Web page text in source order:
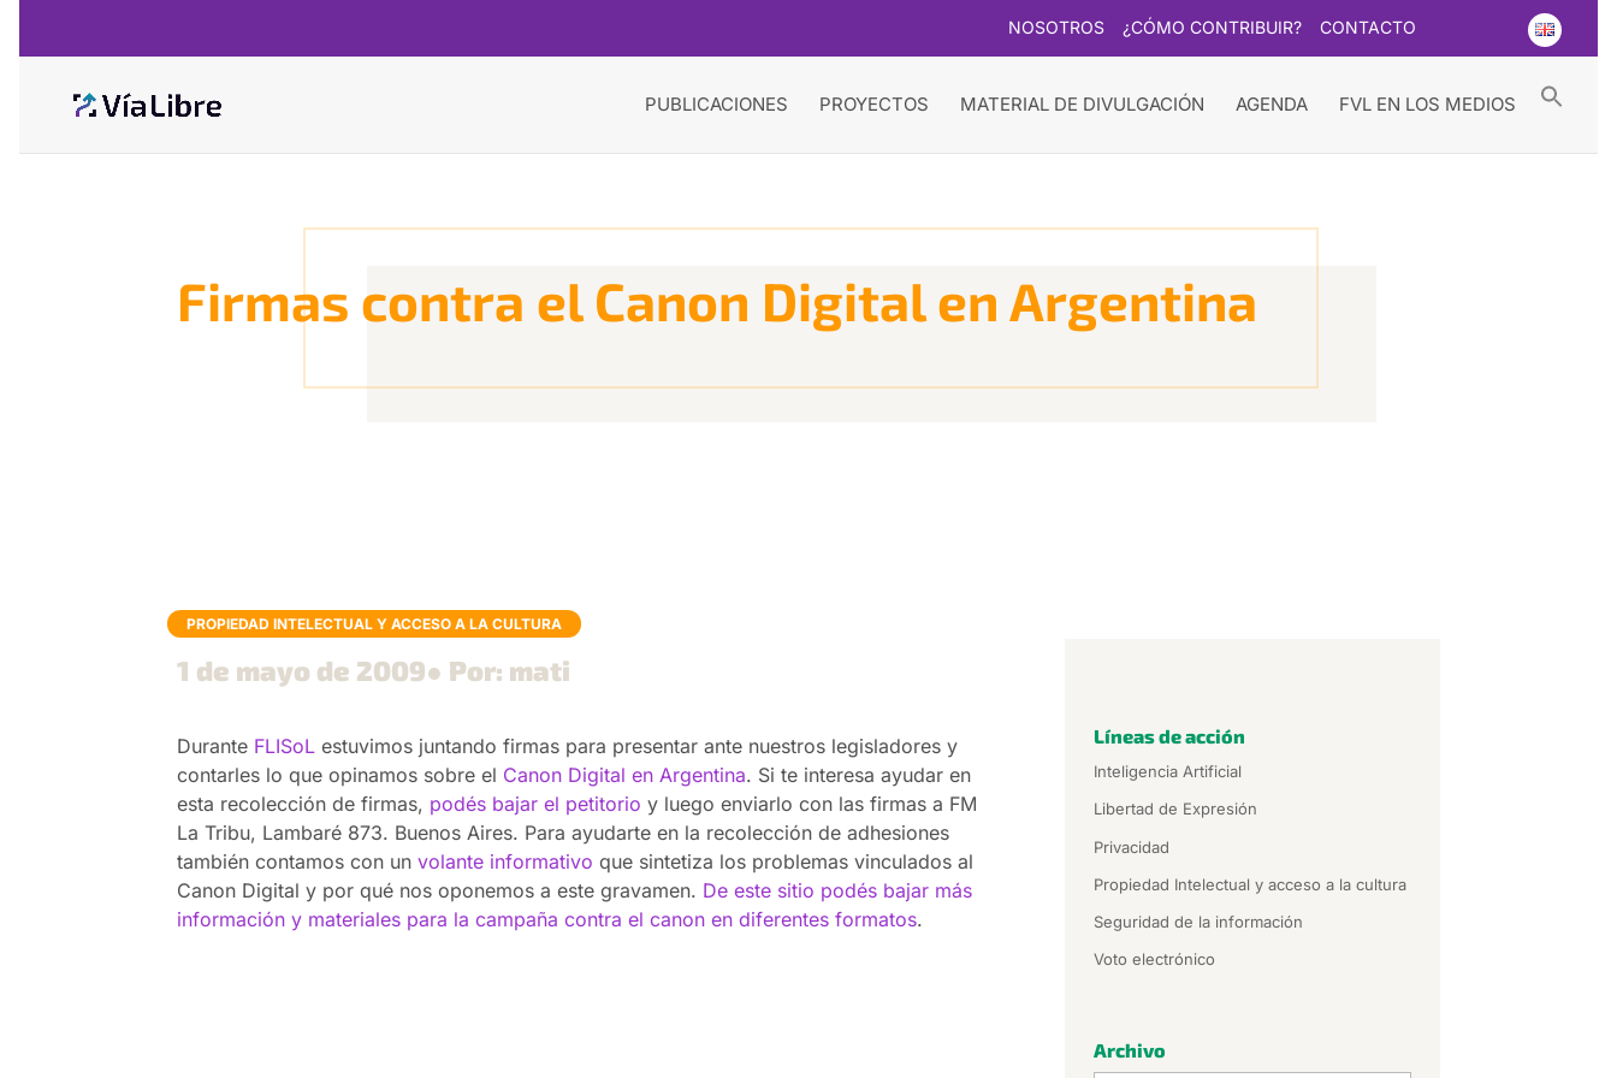
NOSOTROS ¿CÓMO CONTRIBUIR? CONTACTO
PUBLICACIONES PROYECTOS MATERIAL DE DIVULGACIÓN AGENDA FVL EN LOS MEDIOS
Firmas contra el Canon Digital en Argentina
PROPIEDAD INTELECTUAL Y ACCESO A LA CULTURA
1 de mayo de 2009● Por: mati
Durante FLISoLestuvimos juntando firmas para presentar ante nuestros legisladores y
contarles lo que opinamos sobre el Canon Digital en Argentina. Si te interesa ayudar en
esta recolección de firmas, podés bajar el petitorio y luego enviarlo con las firmas a FM
La Tribu, Lambaré 873. Buenos Aires. Para ayudarte en la recolección de adhesiones
también contamos con unvolante informativo que sintetiza los problemas vinculados al
Canon Digital y por qué nos oponemos a este gravamen. De este sitio podés bajar más
información y materiales para la campaña contra el canon en diferentes formatos.
Líneas de acción
Inteligencia Artificial
Libertad de Expresión
Privacidad
Propiedad Intelectual y acceso a la cultura
Seguridad de la información
Voto electrónico
Archivo